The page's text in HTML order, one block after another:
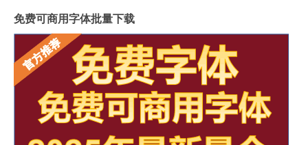
免费可商用字体批量下载